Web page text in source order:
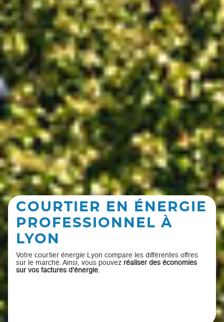
COURTIER EN ÉNERGIE
PROFESSIONNEL À
LYON
Votre courtier énergie Lyon compare les différentes offres
sur le marché. Ainsi, vous pouvez réaliser des économies
sur vos factures d’énergie